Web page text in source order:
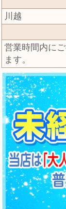
川越
営業時間内に
ます。